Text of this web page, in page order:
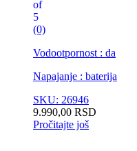
of
5
(0)
Vodootpornost : da
Napajanje : baterija
SKU: 26946
9.990,00 RSD
Pročitajte još